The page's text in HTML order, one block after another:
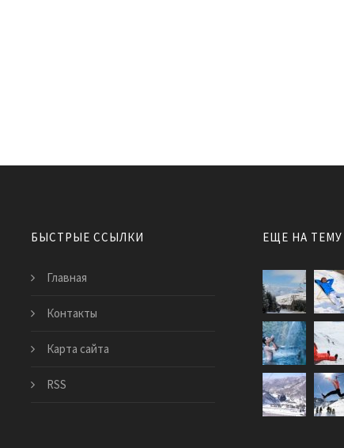
БЫСТРЫЕ ССЫЛКИ
Главная
Контакты
Карта сайта
RSS
ЕЩЕ НА ТЕМУ